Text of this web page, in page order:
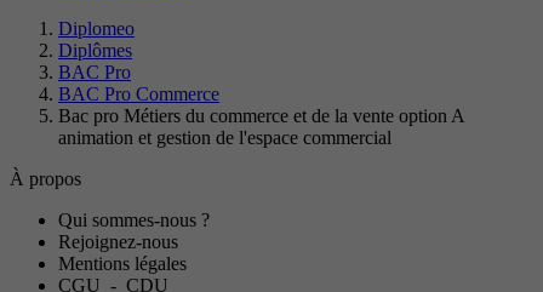
Diplomeo
Diplômes
BAC Pro
BAC Pro Commerce
Bac pro Métiers du commerce et de la vente option A
animation et gestion de l'espace commercial
À propos
Qui sommes-nous ?
Rejoignez-nous
Mentions légales
CGU - CDU